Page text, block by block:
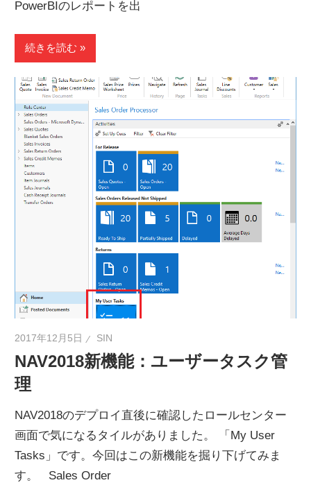
PowerBIのレポートを出
続きを読む
2017年12月5日 SIN
NAV2018新機能：ユーザータスク管
理
NAV2018のデプロイ直後に確認したロールセンター
画面で気になるタイルがありました。 「My User
Tasks」です。今回はこの新機能を掘り下げてみま
す。 Sales Order